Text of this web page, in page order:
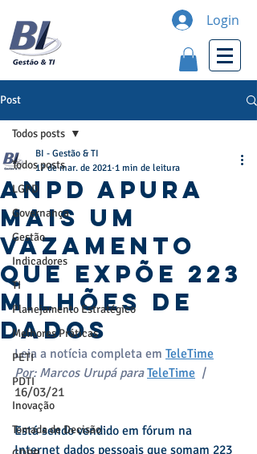
Login
Post
Todos posts
LGPD
Governança
Gestão
Indicadores
TI
Planejamento Estratégico
Melhores Práticas
PETI
PDTI
Inovação
Tomada de Decisão
Todos posts
ANPD apura
mais um
vazamento
que expõe 223
milhões de
dados
BI - Gestão & TI
17 de mar. de 2021 1 min de leitura
Leia a notícia completa em TeleTime
Por: Marcos Urupá para TeleTime |
16/03/21
Está sendo vendido em fórum na
Internet dados pessoais que somam 223